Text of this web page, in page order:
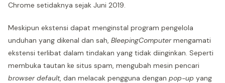
Chrome setidaknya sejak Juni 2019.
Meskipun ekstensi dapat menginstal program pengelola
unduhan yang dikenal dan sah, BleepingComputermengamati
ekstensi terlibat dalam tindakan yang tidak diinginkan. Seperti
membuka tautan ke situs spam, mengubah mesin pencari
browser default, dan melacak pengguna dengan pop-up yang